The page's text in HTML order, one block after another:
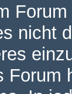
nicht
Forum